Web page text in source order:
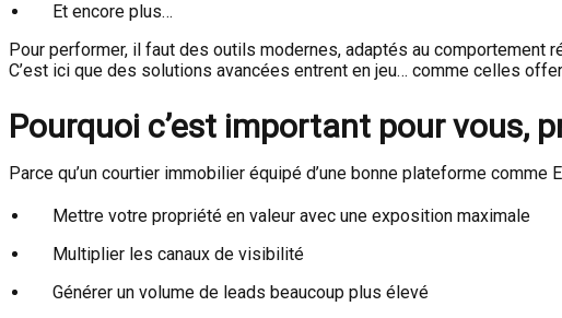
Et encore plus…
Pour performer, il faut des outils modernes, adaptés au comportement
C’est ici que des solutions avancées entrent en jeu… comme celles
Pourquoi c’est important pour vous,
Parce qu’un courtier immobilier équipé d’une bonne plateforme comme
Mettre votre propriété en valeur avec une exposition maximale
Multiplier les canaux de visibilité
Générer un volume de leads beaucoup plus élevé